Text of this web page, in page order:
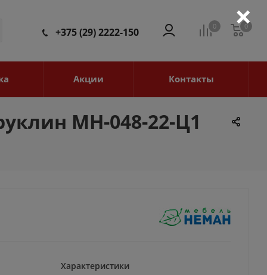
0 0
0
+375 (29) 2222-150
Акции Контакты
МН-048-22-Ц1
Характеристики
×